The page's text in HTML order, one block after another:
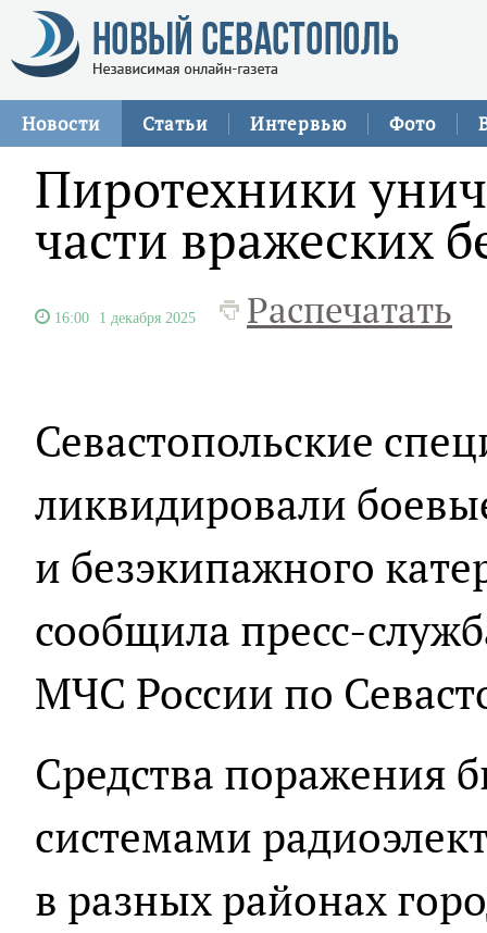
Новости Статьи Интервью Фото
Пиротехники
части вражеских
16:00 1 декабря 2025 Распечатать
Севастопольские
ликвидировали
и безэкипажного
сообщила пресс-
МЧС России по
Средства поражения
системами
в разных районах